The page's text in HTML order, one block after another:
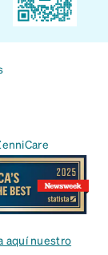
aquí nuestro